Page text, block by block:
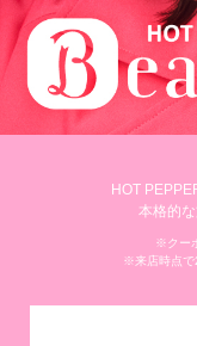
HOT
本格的
※クー
※来店時点で